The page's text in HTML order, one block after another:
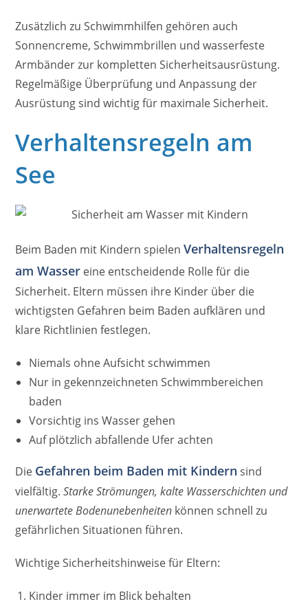
Zusätzlich zu Schwimmhilfen gehören auch
Sonnencreme, Schwimmbrillen und wasserfeste
Armbänder zur kompletten Sicherheitsausrüstung.
Regelmäßige Überprüfung und Anpassung der
Ausrüstung sind wichtig für maximale Sicherheit.
Verhaltensregeln am
See
Beim Baden mit Kindern spielenVerhaltensregeln
am Wasser eine entscheidende Rolle für die
Sicherheit. Eltern müssen ihre Kinder über die
wichtigsten Gefahren beim Baden aufklären und
klare Richtlinien festlegen.
Niemals ohne Aufsicht schwimmen
Nur in gekennzeichneten Schwimmbereichen
baden
Vorsichtig ins Wasser gehen
Auf plötzlich abfallende Ufer achten
Die Gefahren beim Baden mit Kindern sind
vielfältig.Starke Strömungen, kalte Wasserschichten und
unerwartete Bodenunebenheiten können schnell zu
gefährlichen Situationen führen.
Wichtige Sicherheitshinweise für Eltern:
Kinder immer im Blick behalten